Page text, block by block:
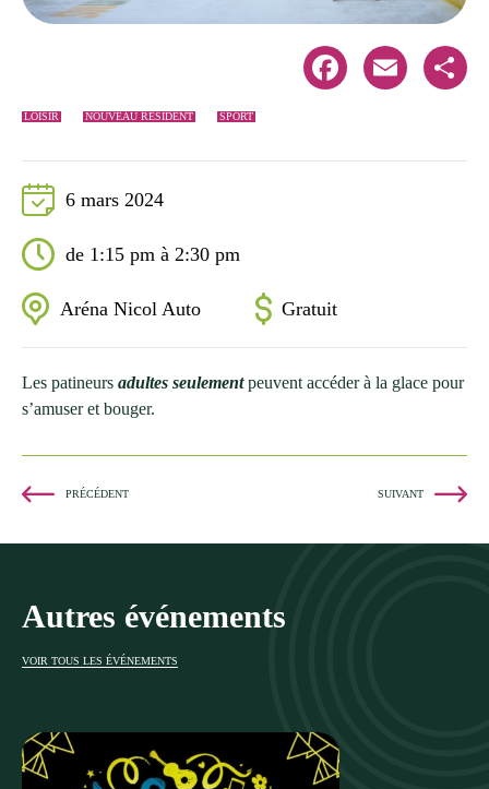
LOISIR NOUVEAU RÉSIDENT SPORT
Facebook Email Share
6 mars 2024
de 1:15 pm à 2:30 pm
Aréna Nicol Auto Gratuit
Les patineurs adultes seulementpeuvent accéder à la glace pour
s’amuser et bouger.
PRÉCÉDENT SUIVANT
Autres événements
VOIR TOUS LES ÉVÉNEMENTS